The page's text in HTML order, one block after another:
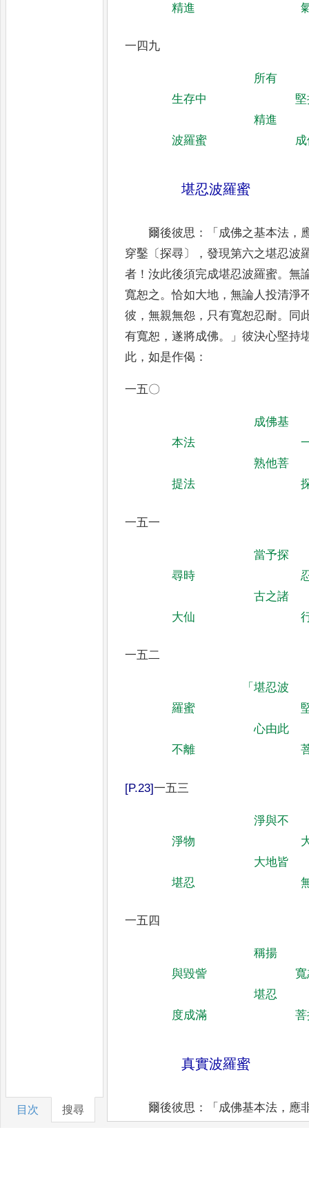
目次 搜尋
精進
一四九
所有
生存中
精進
波羅蜜
堪忍波羅蜜
爾後彼思 ：「 成佛之基本法 ，
穿鑿 〔探尋 〕，發現第六之堪忍波
者 ！汝此後須完成堪忍波羅蜜。無
寬恕之。恰如大地 ，無論人投清淨
彼 ，無親無怨 ， 只有寬恕忍耐。
同
有寬恕 ，遂將成佛。」彼決心堅持
此 ，如是作偈 ：
一五〇
成佛基
本法
熟他菩
提法
一五一
當予探
尋時
古之諸
大仙
一五二
「堪忍波
羅蜜
心由此
不離
一五三
淨與不
淨物
大地皆
堪忍
一五四
稱揚
與毀訾
堪忍
度成滿
真實波羅蜜
爾後彼思 ：「 成佛基本法 ， 應